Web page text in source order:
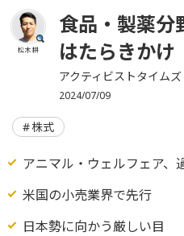
松木 耕
食品・製薬分
はたらきかけ
アクティビストタイムズ
2024/07/09
株式
アニマル・ウェルフェア、
米国の小売業界で先行
日本勢に向かう厳しい目